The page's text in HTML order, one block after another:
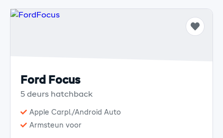
Ford Focus
5 deurs hatchback
Apple Carpl./Android Auto
Armsteun voor